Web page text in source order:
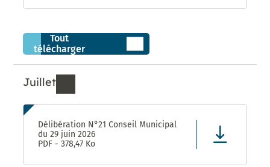
Tout
télécharger
Juillet
Ressources de Juillet 2026
Délibération N°21 Conseil Municipal
du 29 juin 2026
PDF - 378,47 Ko